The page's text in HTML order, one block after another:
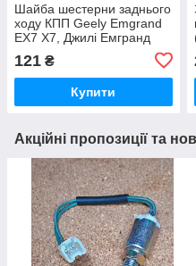
Шайба шестерни заднього
ходу КПП Geely Emgrand
EX7 X7, Джилі Емгранд
121 ₴
Купити
Акційні пропозиції та